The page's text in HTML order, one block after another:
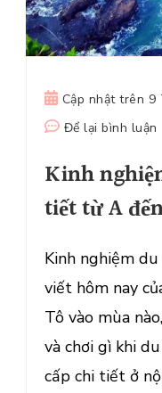
Cập nhật trên 9
Để lại bình luận
Kinh
tiết từ A
Kinh nghiệm
viết hôm nay
Tô vào mùa
và chơi gì khi
cấp chi tiết ở